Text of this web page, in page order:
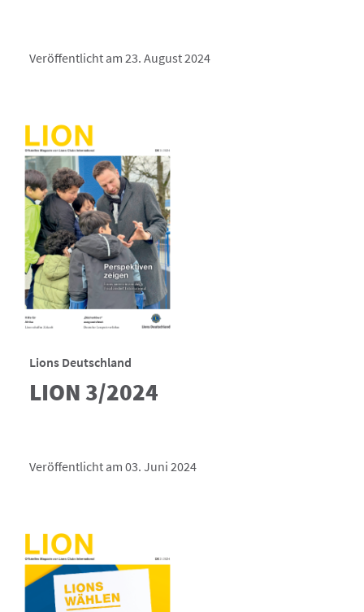
Veröffentlicht am 23. August 2024
Lions Deutschland
LION 3/2024
Veröffentlicht am 03. Juni 2024